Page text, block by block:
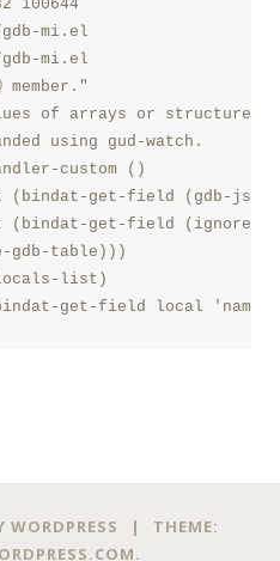
100644
mi.el
mi.el
member."
of arrays or structures.
using gud-watch.
custom ()
get-field (gdb-
get-field (ignore-
gdb-table)))
list)
get-field local 'name))
WORDPRESS |
THEME:
.